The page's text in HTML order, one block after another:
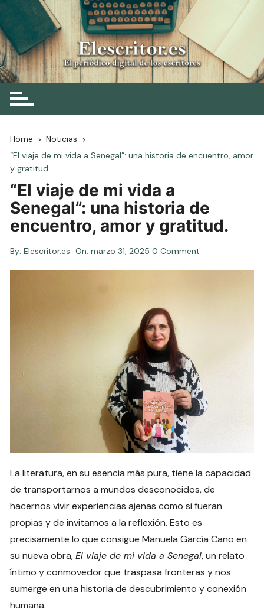
Skip
to
content
Elescritor.es
El periódico digital de los escritores
Home
Noticias
“El viaje de mi vida a Senegal”: una historia de encuentro, amor
y gratitud.
“El viaje de mi vida a
Senegal”: una historia de
encuentro, amor y gratitud.
By: Elescritor.es On:marzo 31, 2025 0 Comment
La literatura, en su esencia más pura, tiene la capacidad
de transportarnos a mundos desconocidos, de
hacernos vivir experiencias ajenas como si fueran
propias y de invitarnos a la reflexión. Esto es
precisamente lo que consigue Manuela García Cano en
su nueva obra,El viaje de mi vida a Senegal, un relato
íntimo y conmovedor que traspasa fronteras y nos
sumerge en una historia de descubrimiento y conexión
humana.